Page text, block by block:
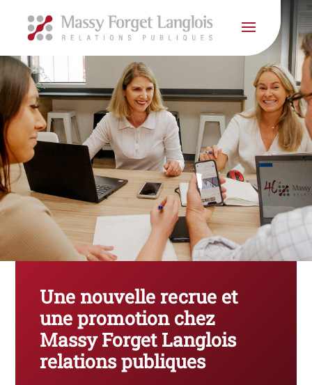
Une nouvelle recrue et
une promotion chez
Massy Forget Langlois
relations publiques